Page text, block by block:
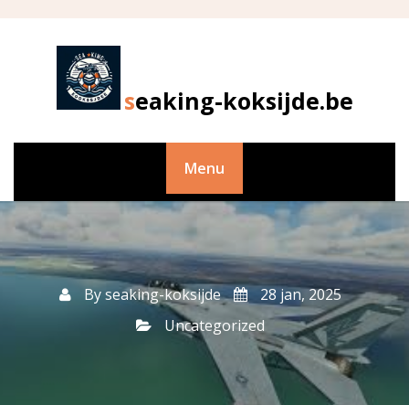
seaking-koksijde.be
Menu
Byseaking-koksijde
28 jan, 2025
Uncategorized